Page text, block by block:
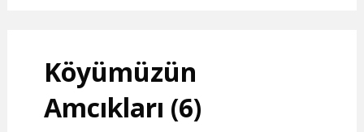
Köyümüzün
Amcıkları (6)